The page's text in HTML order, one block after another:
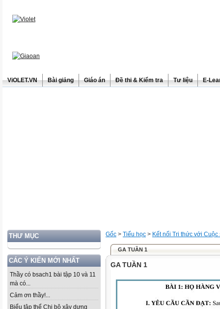
ViOLET.VN Bài giảng Giáo án Đề thi & Kiểm tra Tư liệu E-
THƯ MỤC
CÁC Ý KIẾN MỚI NHẤT
Thầy có bsach1 bài tập 10 và 11
mà có...
Cảm ơn thầy!...
Biểu tập thể Chi bộ xây dựng
Gốc > Tiểu học > Kết nối Tri thức với Cuộc
GA TUẦN 1
GA TUẦN 1